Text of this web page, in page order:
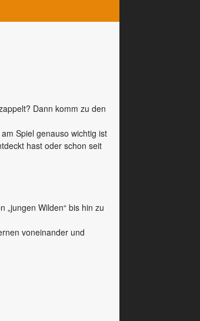
Dann komm zu den
Spiel genauso wichtig ist
hast oder schon seit
„jungen Wilden“ bis hin zu
voneinander und